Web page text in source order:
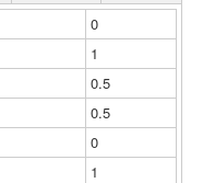
0
1
0.5
0.5
0
1